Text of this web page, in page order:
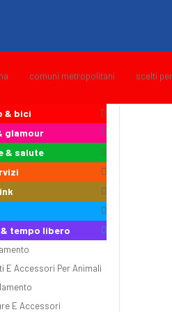
comuni metropolitani scelti
& bici
glamour
& salute
tempo libero
E Accessori Per Animali
E Accessori